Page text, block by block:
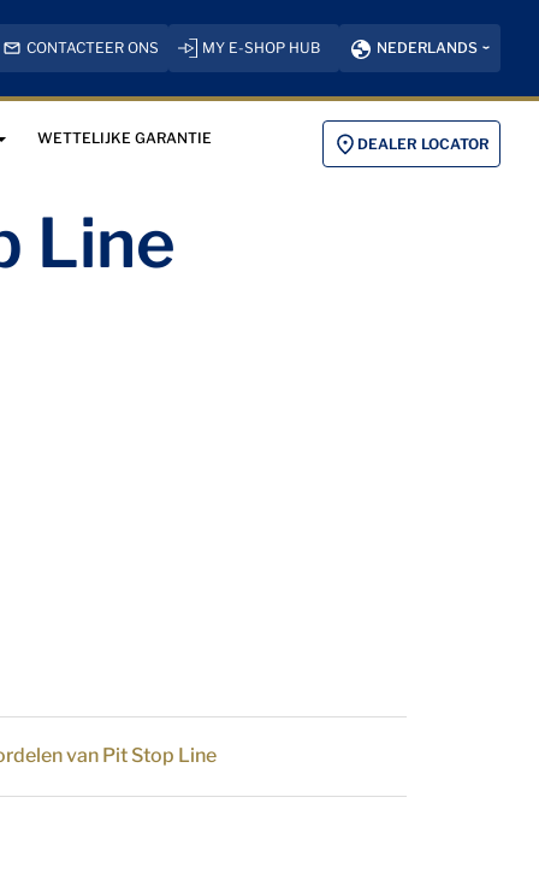
CONTACTEER ONS MY E-SHOP HUB NEDERLANDS
WETTELIJKE GARANTIE DEALER LOCATOR
Line
van Pit Stop Line